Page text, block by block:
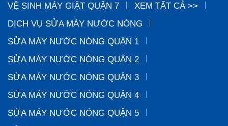
VỆ SINH MÁY GIẶT QUẬN 7
XEM TẤT CẢ >>
DỊCH VỤ SỬA MÁY NƯỚC NÓNG
SỬA MÁY NƯỚC NÓNG QUẬN 1
SỬA MÁY NƯỚC NÓNG QUẬN 2
SỬA MÁY NƯỚC NÓNG QUẬN 3
SỬA MÁY NƯỚC NÓNG QUẬN 4
SỬA MÁY NƯỚC NÓNG QUẬN 5